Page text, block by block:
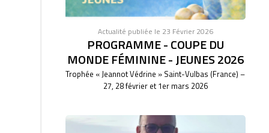
Actualité publiée le 23 Février 2026
PROGRAMME - COUPE DU
MONDE FÉMININE - JEUNES 2026
Trophée « Jeannot Védrine » Saint-Vulbas (France) –
27, 28 février et 1er mars 2026